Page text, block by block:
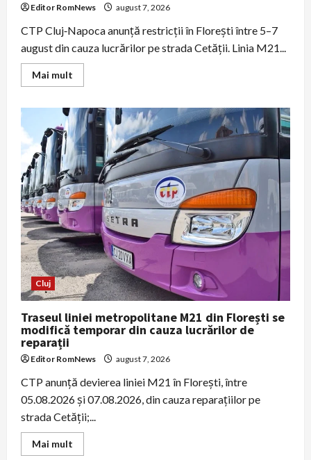
Editor RomNews august 7, 2026
CTP Cluj‑Napoca anunță restricții în Florești între 5–7
august din cauza lucrărilor pe strada Cetății. Linia M21...
Mai mult
more
de
autobuz
suspendate
temporar
în
Florești
din
cauza
lucrărilor
la
carosabil
Cluj
Traseul liniei metropolitane M21 din Florești se
modifică temporar din cauza lucrărilor de
reparații
Editor RomNews august 7, 2026
CTP anunță devierea liniei M21 în Florești, între
05.08.2026 și 07.08.2026, din cauza reparațiilor pe
strada Cetății;...
Mai mult
more